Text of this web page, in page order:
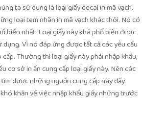
ta sử dụng là loại giấy decal in mã vạch.
loại tem nhãn in mã vạch khác thôi. Nó có
biến nhất. Loại giấy này khá phổ biến được
Vì nó đáp ứng được tất cả các yêu cầu
Thường thì loại giấy này phải nhập khẩu,
cơ sở in ấn cung cấp loại giấy này. Nên các
được những nguồn cung cấp này đấy.
khăn về việc nhập khẩu giấy những trước